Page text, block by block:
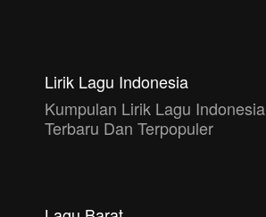
Lirik Lagu Indonesia
Kumpulan Lirik Lagu Indonesia
Terbaru Dan Terpopuler